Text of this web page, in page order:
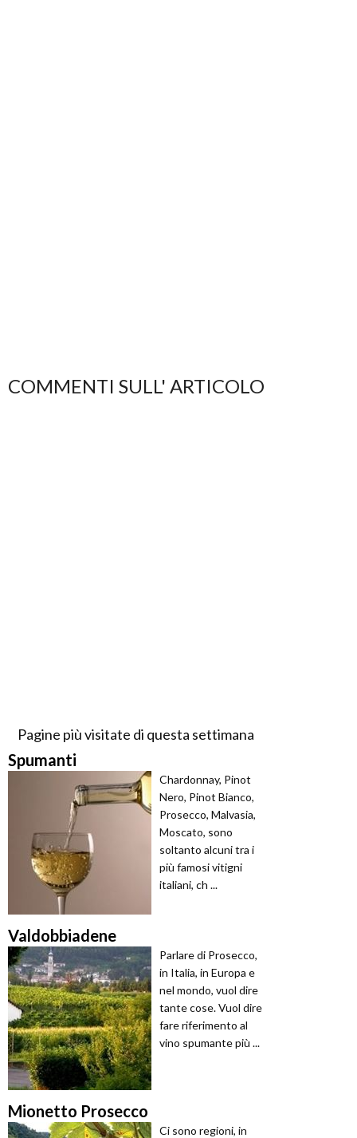
COMMENTI SULL' ARTICOLO
Pagine più visitate di questa settimana
Spumanti
Chardonnay, Pinot
Nero, Pinot Bianco,
Prosecco, Malvasia,
Moscato, sono
soltanto alcuni tra i
più famosi vitigni
italiani, ch ...
Valdobbiadene
Parlare di Prosecco,
in Italia, in Europa e
nel mondo, vuol dire
tante cose. Vuol dire
fare riferimento al
vino spumante più ...
Mionetto Prosecco
Ci sono regioni, in